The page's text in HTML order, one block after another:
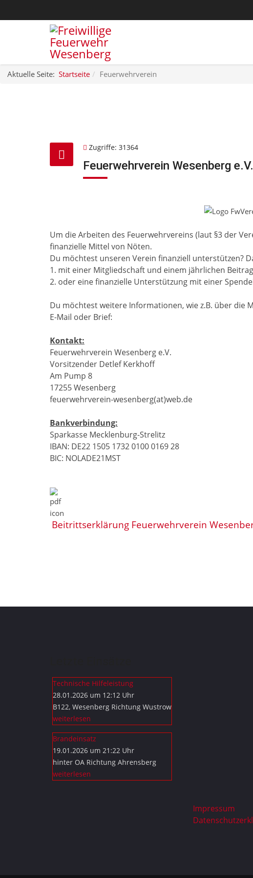
Aktuelle Seite: Startseite Feuerwehrverein
Zugriffe: 31364
Feuerwehrverein Wesenberg e.V.
Um die Arbeiten des Feuerwehrvereins (laut §3 der
finanzielle Mittel von Nöten.
Du möchtest unseren Verein finanziell unterstützen?
1. mit einer Mitgliedschaft und einem jährlichen
2. oder eine finanzielle Unterstützung mit einer
Du möchtest weitere Informationen, wie z.B. über die
E-Mail oder Brief:
Kontakt:
Feuerwehrverein Wesenberg e.V.
Vorsitzender Detlef Kerkhoff
Am Pump 8
17255 Wesenberg
feuerwehrverein-wesenberg(at)web.de
Bankverbindung:
Sparkasse Mecklenburg-Strelitz
IBAN: DE22 1505 1732 0100 0169 28
BIC: NOLADE21MST
Beitrittserklärung Feuerwehrverein
Technische Hilfeleistung
28.01.2026 um 12:12 Uhr
B122, Wesenberg Richtung Wustrow
weiterlesen
Brandeinsatz
19.01.2026 um 21:22 Uhr
hinter OA Richtung Ahrensberg
weiterlesen
Impressum